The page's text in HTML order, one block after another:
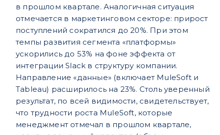
в прошлом квартале. Аналогичная ситуация
отмечается в маркетинговом секторе: прирост
поступлений сократился до 20%. При этом
темпы развития сегмента «платформы»
ускорились до 53% на фоне эффекта от
интеграции Slack в структуру компании.
Направление «данные» (включает MuleSoft и
Tableau) расширилось на 23%. Столь уверенный
результат, по всей видимости, свидетельствует,
что трудности роста MuleSoft, которые
менеджмент отмечал в прошлом квартале,